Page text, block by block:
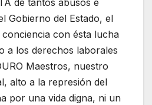
de tantos abusos e
Gobierno del Estado, el
con ésta lucha
a los derechos laborales
Maestros, nuestro
alto a la represión del
por una vida digna, ni un